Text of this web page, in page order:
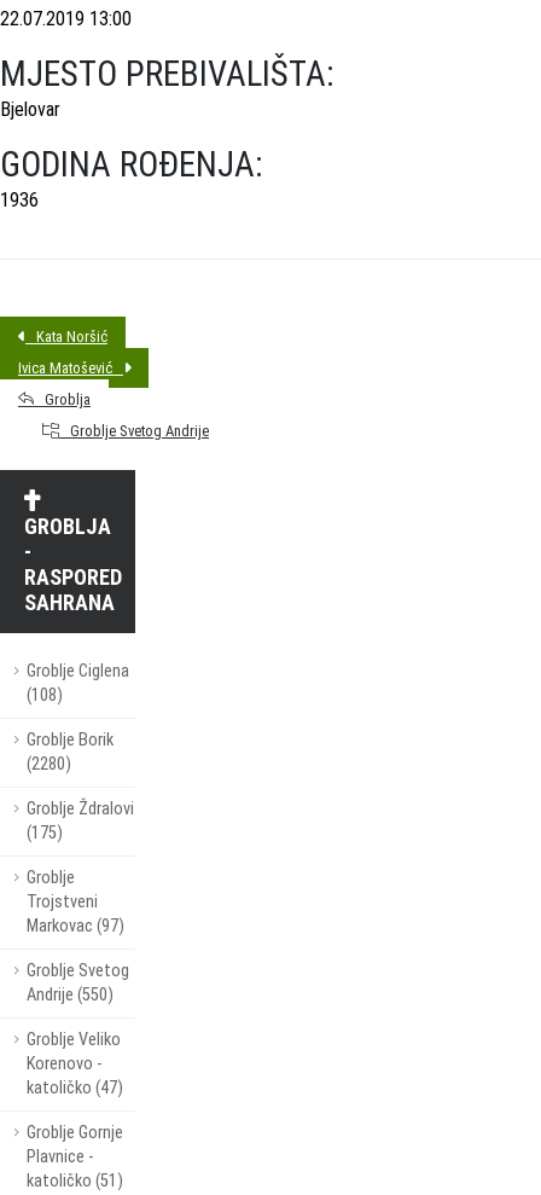
22.07.2019 13:00
MJESTO PREBIVALIŠTA:
Bjelovar
GODINA ROĐENJA:
1936
Kata Noršić
Ivica Matošević
Groblja
Groblje Svetog Andrije
GROBLJA
-
RASPORED
SAHRANA
Groblje Ciglena
(108)
Groblje Borik
(2280)
Groblje Ždralovi
(175)
Groblje
Trojstveni
Markovac (97)
Groblje Svetog
Andrije (550)
Groblje Veliko
Korenovo -
katoličko (47)
Groblje Gornje
Plavnice -
katoličko (51)